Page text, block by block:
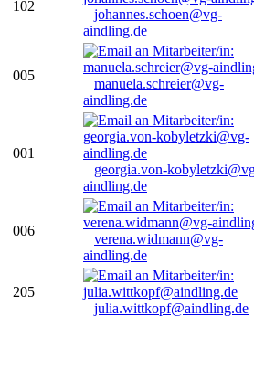
102
johannes.schoen@vg-
aindling.de
005
manuela.schreier@vg-
aindling.de
001
georgia.von-
aindling.de
006
verena.widmann@vg-
aindling.de
205
julia.wittkopf@aindling.de